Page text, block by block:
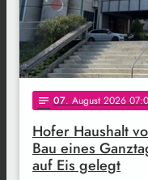
notes 07. August 2026
Hofer Haushalt
Bau eines
auf Eis gelegt